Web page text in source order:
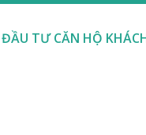
ĐẦU TƯ CĂN HỘ